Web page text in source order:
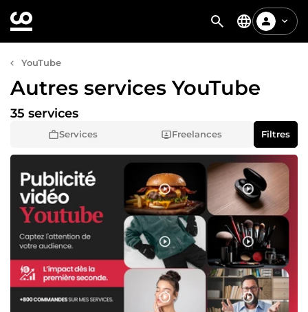
YouTube
Autres services YouTube
Services Freelances
35 services
Filtres